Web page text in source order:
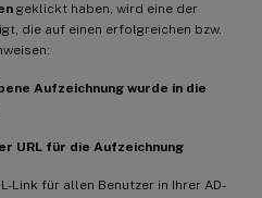
geklickt haben, wird eine der
die auf einen erfolgreichen bzw.
Aufzeichnung wurde in die
URL für die Aufzeichnung
Link für allen Benutzer in Ihrer AD-